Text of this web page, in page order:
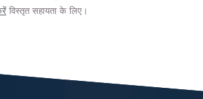
विस्तृत सहायता के लिए।